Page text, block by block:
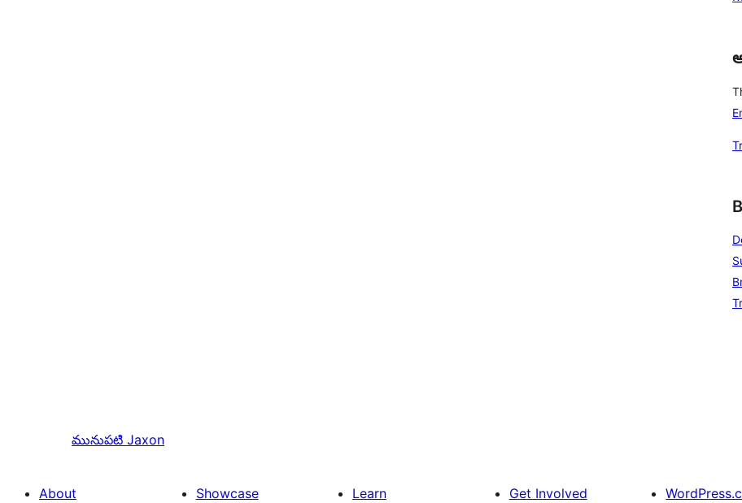
మునుపటి Jaxon
About Showcase Learn Get Involved